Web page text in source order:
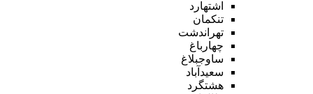
اشتهارد
تنکمان
تهراندشت
چهارباغ
ساوجبلاغ
سعیدآباد
هشتگرد